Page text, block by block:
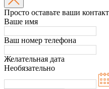
Просто оставьте ваши
Ваше имя
Ваш номер телефона
Желательная дата
Необязательно